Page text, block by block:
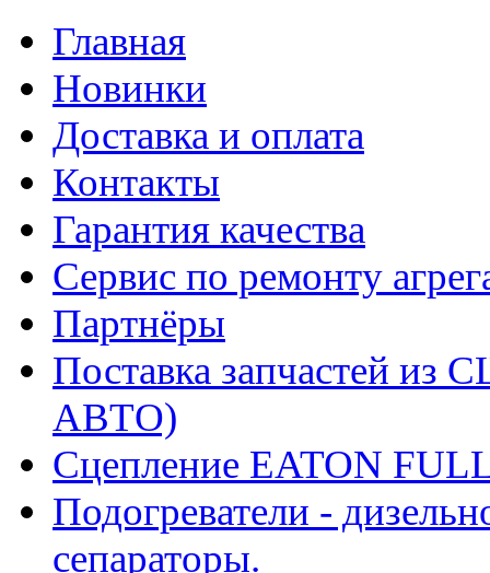
Главная
Новинки
Доставка и оплата
Контакты
Гарантия качества
Сервис по ремонту
Партнёры
Поставка запчастей
АВТО)
Сцепление EATON
Подогреватели -
сепараторы.